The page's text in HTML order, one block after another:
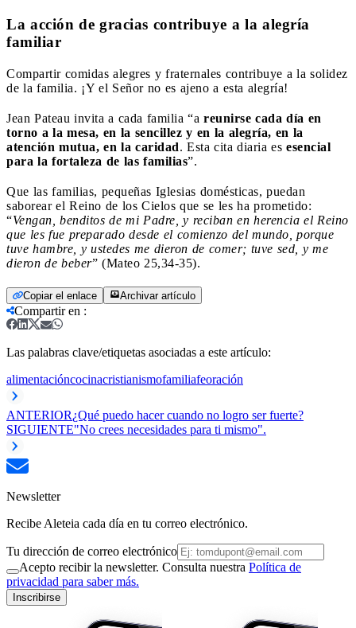
La acción de gracias contribuye a la alegría
familiar
Compartir comidas alegres y fraternales contribuye a la solidez
de la familia. ¡Y el Señor no es ajeno a esta alegría!
Jean Pateau invita a cada familia “a reunirse cada día en
torno a la mesa, en la sencillez y en la alegría, en la
atención mutua, en la caridad. Esta cita diaria es esencial
para la fortaleza de las familias”.
Que las familias, pequeñas Iglesias domésticas, puedan
saborear el Reino de los Cielos que se les ha prometido:
“Vengan, benditos de mi Padre, y reciban en herencia el Reino
que les fue preparado desde el comienzo del mundo, porque
tuve hambre, y ustedes me dieron de comer; tuve sed, y me
dieron de beber” (Mateo 25,34-35).
Copiar el enlace Archivar artículo
Compartir en :
Las palabras clave/etiquetas asociadas a este artículo:
alimentacióncocinacristianismofamiliafeoración
ANTERIOR¿Qué puedo hacer cuando no logro ser fuerte?
SIGUIENTE"No crees necesidades para ti mismo".
Newsletter
Recibe Aleteia cada día en tu correo electrónico.
Tu dirección de correo electrónico
Acepto recibir la newsletter. Consulta nuestra Política de
privacidad para saber más.
Inscribirse